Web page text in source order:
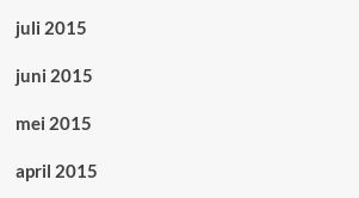
juli 2015
juni 2015
mei 2015
april 2015